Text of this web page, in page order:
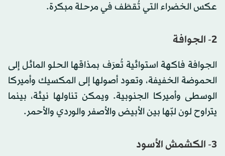
عكس الخضراء التي تُقطَف في مرحلة مبكرة.
2- الجوافة
الجوافة فاكهة استوائية تُعرَف بمذاقها الحلو المائل إلى
الحموضة الخفيفة، وتعود أصولها إلى المكسيك وأميركا
الوسطى وأميركا الجنوبية. ويمكن تناولها نيئة، بينما
يتراوح لون لبّها بين الأبيض والأصفر والوردي والأحمر.
3- الكشمش الأسود